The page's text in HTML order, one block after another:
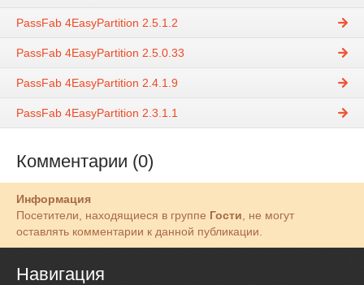
PassFab 4EasyPartition 2.5.1.2
PassFab 4EasyPartition 2.5.0.33
PassFab 4EasyPartition 2.4.1.9
PassFab 4EasyPartition 2.3.1.1
Комментарии (0)
Информация
Посетители, находящиеся в группе Гости , не могут
оставлять комментарии к данной публикации.
Навигация